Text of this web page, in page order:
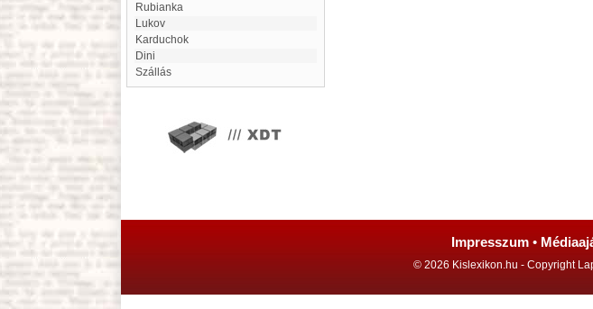
Rubianka
Lukov
Karduchok
Dini
Szállás
Impresszum •
© 2026 Kislexikon.hu - Copyright